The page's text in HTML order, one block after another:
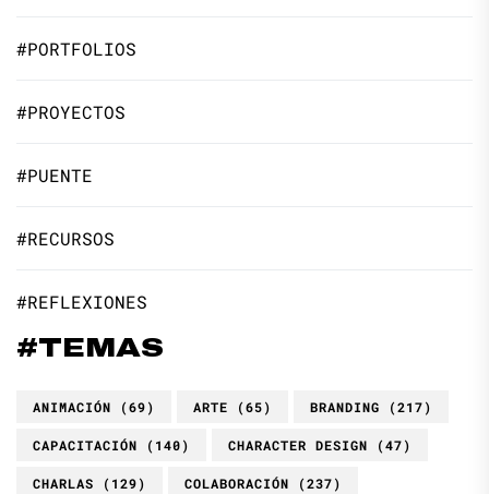
#PORTFOLIOS
#PROYECTOS
#PUENTE
#RECURSOS
#REFLEXIONES
#TEMAS
ANIMACIÓN (69) ARTE (65) BRANDING (217)
CAPACITACIÓN (140) CHARACTER DESIGN (47)
CHARLAS (129) COLABORACIÓN (237)